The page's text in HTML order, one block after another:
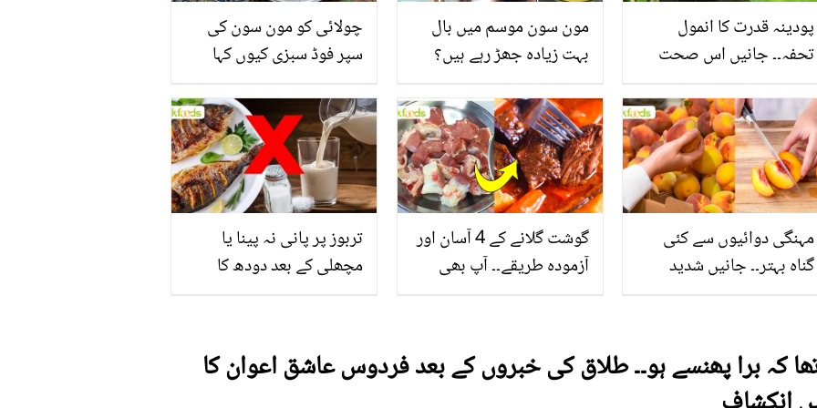
چولائی کو مون سون کی
سپر فوڈ سبزی کیوں کہا
منرلز اور اینٹی آکسیڈنٹس
سے بھرپور اس سبزی کے
فائدے
مون سون موسم میں بال
بہت زیادہ جھڑ رہے ہیں؟
بنانے کے چند قدرتی طریقے
پودینہ قدرت کا انمول
تحفہ۔۔ جانیں اس صحت
انگیز طبی فوائد
تربوز پر پانی نہ پینا یا
مچھلی کے بعد دودھ کا
حقیقت کیا ہے اور افواہ کیا؟
گوشت گلانے کے 4 آسان اور
آزمودہ طریقے۔۔ آپ بھی
مہنگی دوائیوں سے کئی
گناہ بہتر۔۔ جانیں شدید
کہ برا پھنسے ہو۔۔ طلاق کی خبروں کے بعد فردوس عاشق اعوان کا